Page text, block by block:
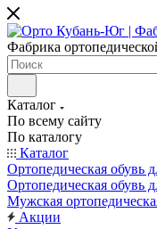
Фабрика
Каталог
По всему сайту
По каталогу
Каталог
Ортопедическая обувь
Ортопедическая обувь
Мужская
Акции